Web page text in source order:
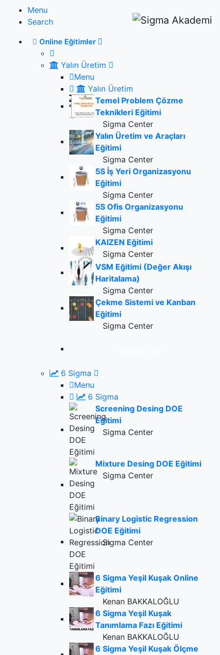
Menu
Search
Online Eğitimler
Yalın Üretim
Menu
Yalın Üretim
Temel Problem Çözme
Teknikleri Eğitimi
Sigma Center
Yalın Üretim ve Araçları
Eğitimi
Sigma Center
5S İş Yeri Organizasyonu
Eğitimi
Sigma Center
5S Ofis Organizasyonu
Eğitimi
Sigma Center
KAIZEN Eğitimi
Sigma Center
VSM Eğitimi (Değer Akışı
Haritalama)
Sigma Center
Çekme Sistemi ve Kanban
Eğitimi
Sigma Center
6 Sigma
Menu
6 Sigma
Screening Desing DOE
Eğitimi
Sigma Center
Mixture Desing DOE Eğitimi
Sigma Center
Binary Logistic Regression
DOE Eğitimi
Sigma Center
6 Sigma Yeşil Kuşak Online
Eğitimi
Kenan BAKKALOĞLU
6 Sigma Yeşil Kuşak
Tanımlama Fazı Eğitimi
Kenan BAKKALOĞLU
6 Sigma Yeşil Kuşak Ölçme